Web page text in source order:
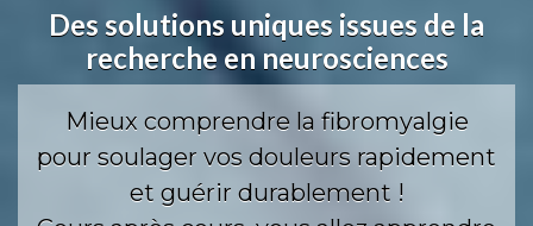
Des solutions uniques issues de la
recherche en neurosciences
Mieux comprendre la fibromyalgie
pour soulager vos douleurs rapidement
et guérir durablement !